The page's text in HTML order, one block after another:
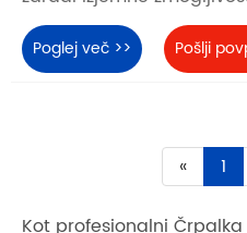
Poglej več >> Pošlji
« 1
Kot profesionalni